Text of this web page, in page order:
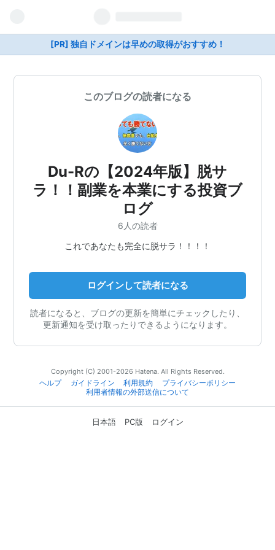
[PR] 独自ドメインは早めの取得がおすすめ！
このブログの読者になる
Du-Rの【2024年版】脱サ
ラ！！副業を本業にする投資ブ
ログ
6人の読者
これであなたも完全に脱サラ！！！！
ログインして読者になる
読者になると、ブログの更新を簡単にチェックしたり、
更新通知を受け取ったりできるようになります。
Copyright (C) 2001-2026 Hatena. All Rights Reserved.
ヘルプ
ガイドライン 利用規約
プライバシーポリシー
利用者情報の外部送信について
日本語 PC版 ログイン